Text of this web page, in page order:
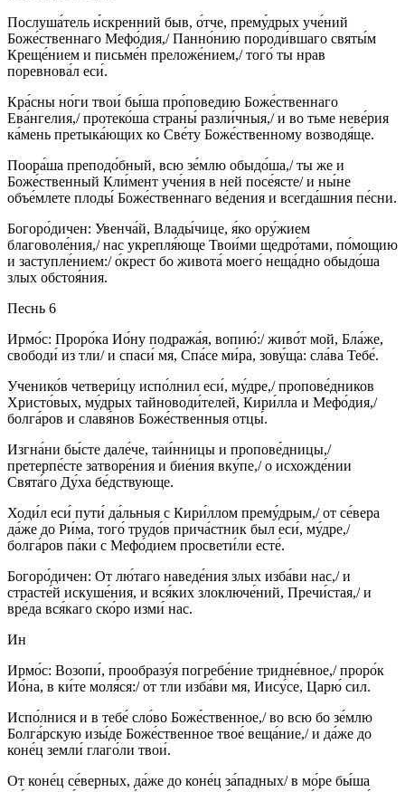
Послуша́тель и́скренний быв, о́тче, прему́дрых уче́ний
Боже́ственнаго Мефо́дия,/ Панно́нию породи́вшаго святы́м
Креще́нием и письме́н преложе́нием,/ того́ ты нрав
поревнова́л еси́.
Кра́сны но́ги твои́ бы́ша про́поведию Боже́ственнаго
Ева́нгелия,/ протеко́ша страны́ разли́чныя,/ и во тьме неве́рия
ка́мень претыка́ющих ко Све́ту Боже́ственному возводя́ще.
Поора́ша преподо́бный, всю зе́млю обыдо́ша,/ ты же и
Боже́ственный Кли́мент уче́ния в ней посе́ясте/ и ны́не
объе́млете плоды́ Боже́ственнаго ве́дения и всегда́шния пе́сни.
Богоро́дичен: Увенча́й, Влады́чице, я́ко ору́жием
благоволе́ния,/ нас укрепля́юще Твои́ми щедро́тами, по́мощию
и заступле́нием:/ о́крест бо живота́ моего́ неща́дно обыдо́ша
злых обстоя́ния.
Песнь 6
Ирмо́с: Проро́ка Ио́ну подража́я, вопию́:/ живо́т мой, Бла́же,
свободи́ из тли/ и спаси́ мя, Спа́се ми́ра, зову́ща: сла́ва Тебе́.
Ученико́в четвери́цу испо́лнил еси́, му́дре,/ пропове́дников
Христо́вых, му́дрых тайноводи́телей, Кири́лла и Мефо́дия,/
болга́ров и славя́нов Боже́ственныя отцы́.
Изгна́ни бы́сте дале́че, таи́нницы и пропове́дницы,/
претерпе́сте затворе́ния и бие́ния вку́пе,/ о исхожде́нии
Свята́го Ду́ха бе́дствующе.
Ходи́л еси́ пути́ да́льныя с Кири́ллом прему́дрым,/ от се́вера
да́же до Ри́ма, того́ трудо́в прича́стник был еси́, му́дре,/
болга́ров па́ки с Мефо́дием просвети́ли есте́.
Богоро́дичен: От лю́таго наведе́ния злых изба́ви нас,/ и
страсте́й искуше́ния, и вся́ких злоключе́ний, Пречи́стая,/ и
вре́да вся́каго ско́ро изми́ нас.
Ин
Ирмо́с: Возопи́, прообразу́я погребе́ние тридне́вное,/ проро́к
Ио́на, в ки́те моля́ся:/ от тли изба́ви мя, Иису́се, Царю́ сил.
Испо́лнися и в тебе́ сло́во Боже́ственное,/ во всю бо зе́млю
Болга́рскую изы́де Боже́ственное твое́ веща́ние,/ и да́же до
коне́ц земли́ глаго́ли твои́.
От коне́ц се́верных, да́же до коне́ц за́падных/ в мо́ре бы́ша